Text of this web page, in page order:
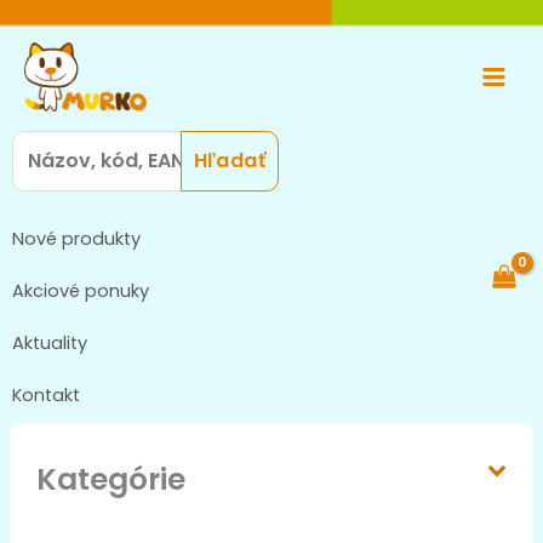
obsah
Main
Search
for:
Nové produkty
Akciové ponuky
Aktuality
Kontakt
Kategórie